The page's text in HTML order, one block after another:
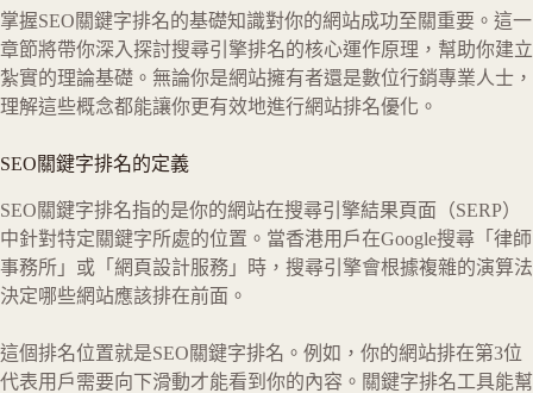
掌握SEO關鍵字排名的基礎知識對你的網站成功至關重要。這一
章節將帶你深入探討搜尋引擎排名的核心運作原理，幫助你建立
紮實的理論基礎。無論你是網站擁有者還是數位行銷專業人士，
理解這些概念都能讓你更有效地進行網站排名優化。
SEO關鍵字排名的定義
SEO關鍵字排名指的是你的網站在搜尋引擎結果頁面（SERP）
中針對特定關鍵字所處的位置。當香港用戶在Google搜尋「律師
事務所」或「網頁設計服務」時，搜尋引擎會根據複雜的演算法
決定哪些網站應該排在前面。
這個排名位置就是SEO關鍵字排名。例如，你的網站排在第3位
代表用戶需要向下滑動才能看到你的內容。關鍵字排名工具能幫